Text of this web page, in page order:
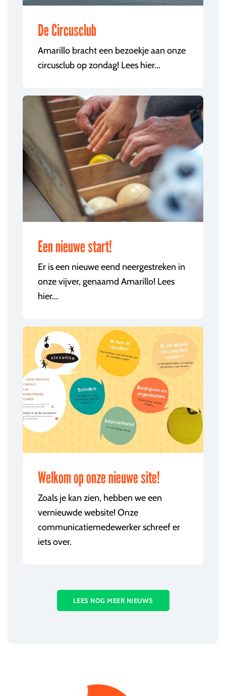
De Circusclub
Amarillo bracht een bezoekje aan onze
circusclub op zondag! Lees hier...
Een nieuwe start!
Er is een nieuwe eend neergestreken in
onze vijver, genaamd Amarillo! Lees
hier...
Welkom op onze nieuwe site!
Zoals je kan zien, hebben we een
vernieuwde website! Onze
communicatiemedewerker schreef er
iets over.
LEES NOG MEER NIEUWS